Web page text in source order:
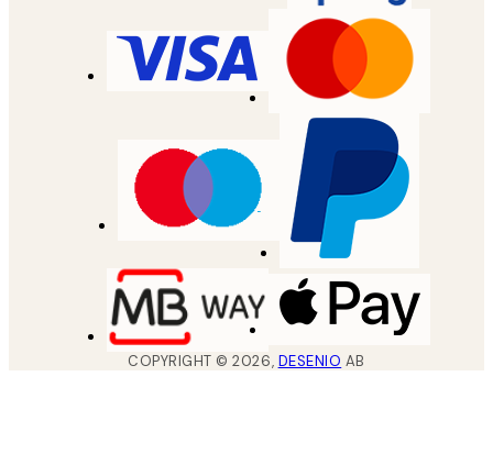
COPYRIGHT ©2026, DESENIO AB